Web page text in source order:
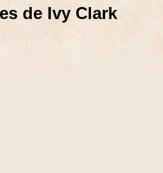
de Ivy Clark